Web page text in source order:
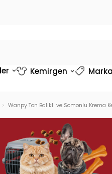
Kemirgen
Wanpy Ton Balıklı ve Somonlu Krema